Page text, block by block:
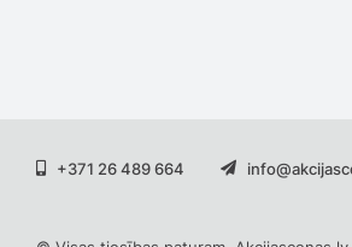
+371 26 489 664